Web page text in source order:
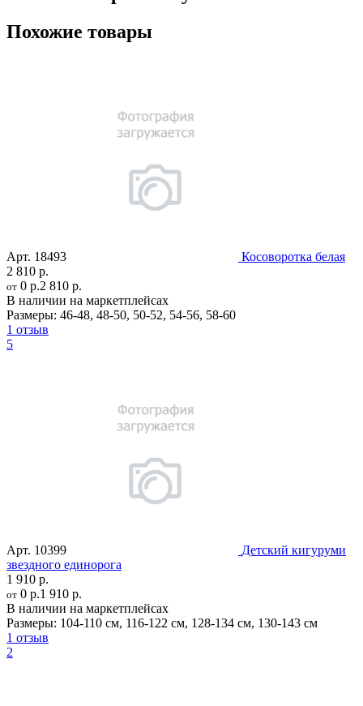
Похожие товары
Арт. 18493
Косоворотка белая
2 810 р.
от 0 р.2 810 р.
В наличии на маркетплейсах
Размеры: 46-48, 48-50, 50-52, 54-56, 58-60
1 отзыв
5
Арт. 10399
Детский кигуруми
звездного единорога
1 910 р.
от 0 р.1 910 р.
В наличии на маркетплейсах
Размеры: 104-110 см, 116-122 см, 128-134 см, 130-143 см
1 отзыв
2